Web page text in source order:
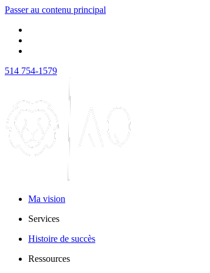
Passer au contenu principal
514 754-1579
Ma vision
Services
Histoire de succès
Ressources